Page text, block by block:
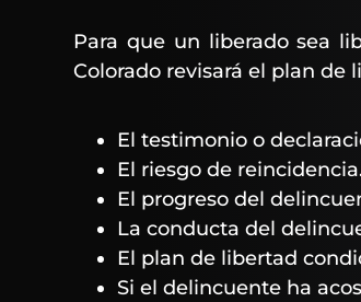
Para que un liberado sea
Colorado revisará el plan de
El testimonio o
El riesgo de
El progreso del
La conducta del
El plan de libertad
Si el delincuente ha